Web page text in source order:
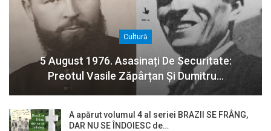
Cultură
5 August 1976. Asasinați De Securitate:
Preotul Vasile Zăpârțan Și Dumitru…
A apărut volumul 4 al seriei BRAZII SE FRÂNG,
DAR NU SE ÎNDOIESC de…